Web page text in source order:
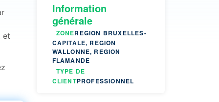
et
Information
générale
ZONEREGION BRUXELLES-
CAPITALE, REGION
WALLONNE, REGION
FLAMANDE
TYPE DE
CLIENTPROFESSIONNEL